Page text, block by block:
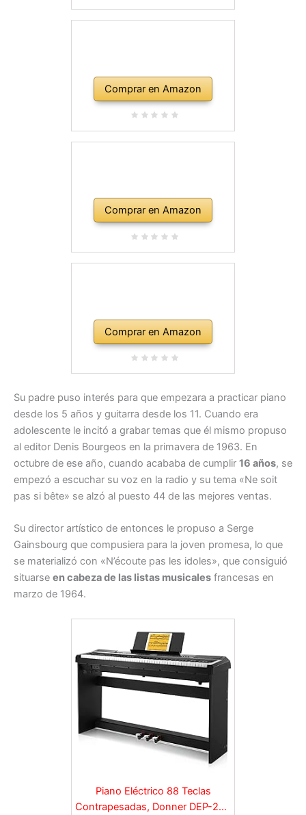
Comprar en Amazon
Comprar en Amazon
Comprar en Amazon
Su padre puso interés para que empezara a practicar piano
desde los 5 años y guitarra desde los 11. Cuando era
adolescente le incitó a grabar temas que él mismo propuso
al editor Denis Bourgeos en la primavera de 1963. En
octubre de ese año, cuando acababa de cumplir 16 años, se
empezó a escuchar su voz en la radio y su tema «Ne soit
pas si bête» se alzó al puesto 44 de las mejores ventas.
Su director artístico de entonces le propuso a Serge
Gainsbourg que compusiera para la joven promesa, lo que
se materializó con «N’écoute pas les idoles», que consiguió
situarse en cabeza de las listas musicales francesas en
marzo de 1964.
Piano Eléctrico 88 Teclas
Contrapesadas, Donner DEP-20S